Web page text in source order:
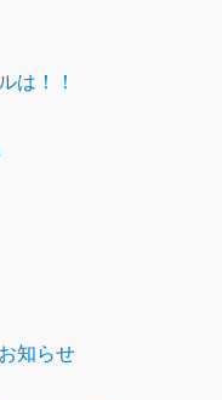
は！！
知らせ